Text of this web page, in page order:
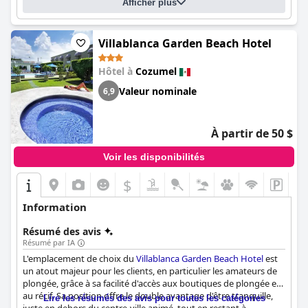
pour la détente.
Dans l'ensemble, Casa Mexicana Cozumel (Hotel Casa Mexicana
Cozumel)est à la hauteur de sa classification quatre étoiles
grâce à son emplacement privilégié, son service supérieur et ses
installations bien entretenues, ce qui en fait une option
hautement recommandée pour les voyageurs souhaitant
profiter de la vie animée de Cozumel tout en se prélassant dans
un hébergement confortable et pittoresque.
Afficher plus
Villablanca Garden Beach Hotel
Hôtel à Cozumel
6,9 Valeur nominale
À partir de 50 $
Voir les disponibilités
$
Information
Résumé des avis
Résumé par IA
L'emplacement de choix du Villablanca Garden Beach Hotelest
un atout majeur pour les clients, en particulier les amateurs de
plongée, grâce à sa facilité d'accès aux boutiques de plongée et
au récif. Sa position offre le double avantage d'être tranquille,
Lire les résumés des avis pour toutes les catégories